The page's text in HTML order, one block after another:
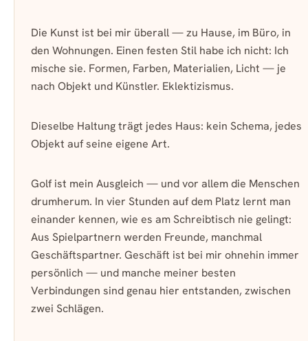
Die Kunst ist bei mir überall — zu Hause, im Büro, in
den Wohnungen. Einen festen Stil habe ich nicht: Ich
mische sie. Formen, Farben, Materialien, Licht — je
nach Objekt und Künstler. Eklektizismus.
Dieselbe Haltung trägt jedes Haus: kein Schema, jedes
Objekt auf seine eigene Art.
Golf ist mein Ausgleich — und vor allem die Menschen
drumherum. In vier Stunden auf dem Platz lernt man
einander kennen, wie es am Schreibtisch nie gelingt:
Aus Spielpartnern werden Freunde, manchmal
Geschäftspartner. Geschäft ist bei mir ohnehin immer
persönlich — und manche meiner besten
Verbindungen sind genau hier entstanden, zwischen
zwei Schlägen.